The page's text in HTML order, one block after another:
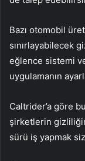
Bazı otomobil
sınırlayabilecek
eğlence sistemi
uygulamanın
Caltrider’a göre
şirketlerin
sürü iş yapmak